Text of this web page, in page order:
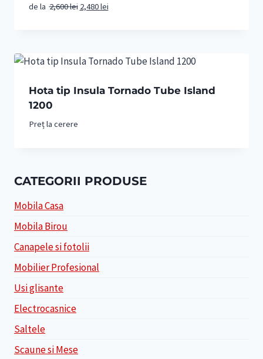
de la2,600lei Prețul
2,600 lei.
2,480leiPrețul
Hota tip Insula Tornado Tube Island
1200
Preț la cerere
CATEGORII PRODUSE
Mobila Casa
Mobila Birou
Canapele si fotolii
Mobilier Profesional
Usi glisante
Electrocasnice
Saltele
Scaune si Mese